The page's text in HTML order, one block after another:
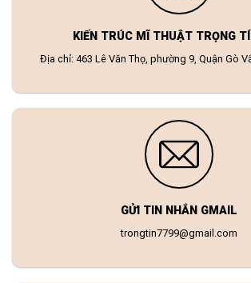
KIẾN TRÚC MĨ THUẬT TRỌNG
Địa chỉ: 463 Lê Văn Thọ, phường 9, Quận Gò
GỬI TIN NHẮN GMAIL
trongtin7799@gmail.com